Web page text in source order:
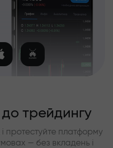
трейдингу
протестуйте платформу
— без вкладень і